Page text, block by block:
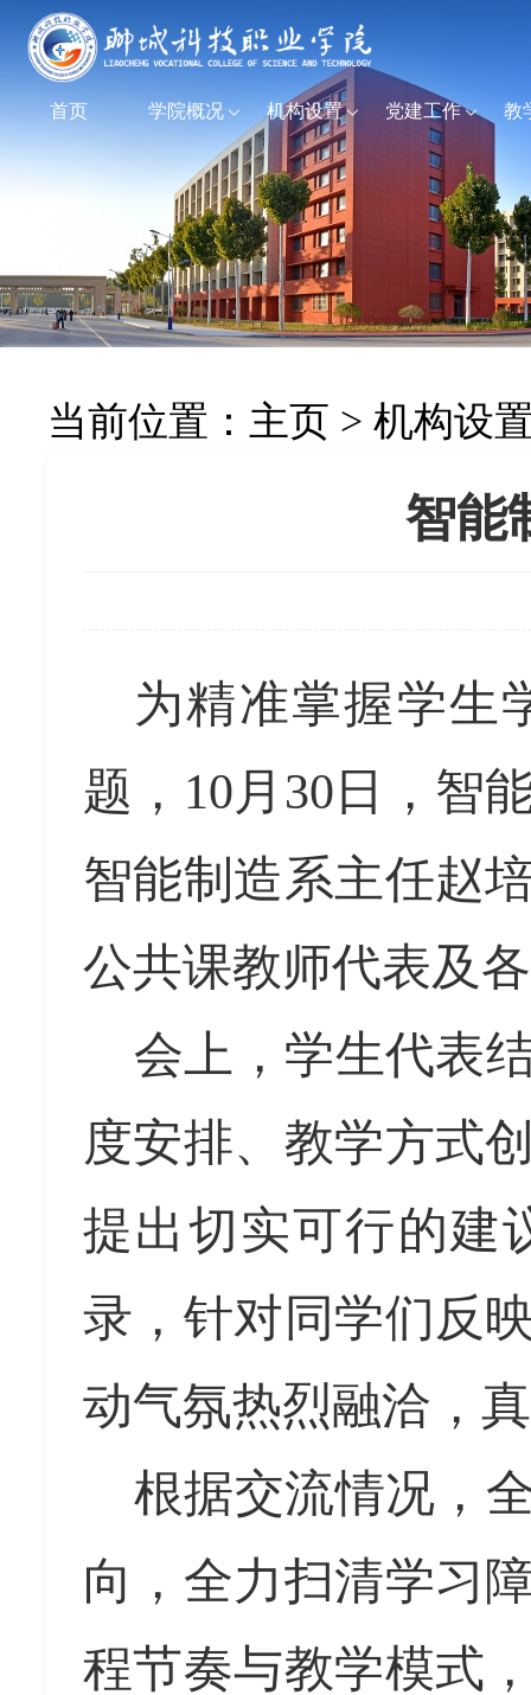
首页 学院概况 机构设置 党建工作 教
当前位置： 主页 > 机构设
智能
为精准掌握学生
题， 10月30日，智
智能制造系主任赵
公共课教师代表及
会上， 学生代表
度安排、教学方式
提出切实可行的建
录 ， 针对同学们反
动气氛热烈融洽，
根据交流情况，
向，全力扫清学习
程节奏与教学模式